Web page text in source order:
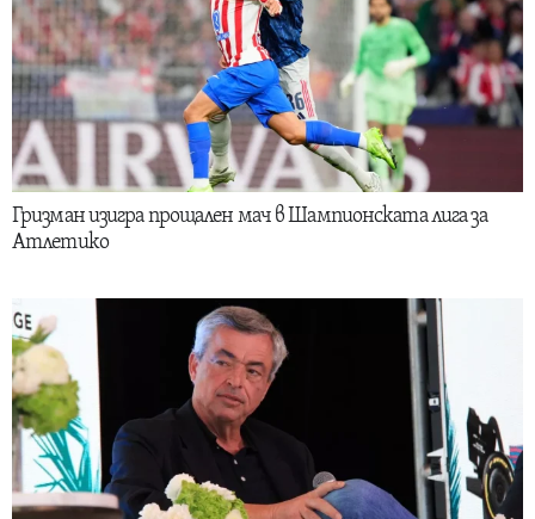
Гризман изигра прощален мач в Шампионската лига за
Атлетико